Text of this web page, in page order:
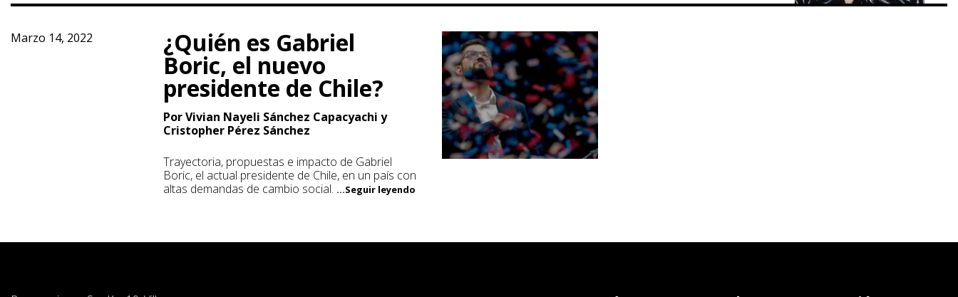
Marzo 14, 2022 ¿Quién es Gabriel
Boric, el nuevo
presidente de Chile?
Por Vivian Nayeli Sánchez Capacyachi y
Cristopher Pérez Sánchez
Trayectoria, propuestas e impacto de Gabriel
Boric, el actual presidente de Chile, en un país con
altas demandas de cambio social. ...Seguir leyendo